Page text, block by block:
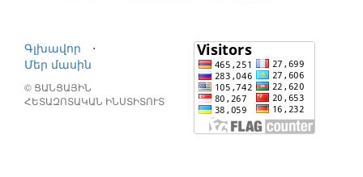
Գլխավոր
⋅
Մեր մասին
© ՑԱՆՑԱՅԻՆ
ՀԵՏԱԶՈՏԱԿԱՆ ԻՆՍՏԻՏՈՒՏ